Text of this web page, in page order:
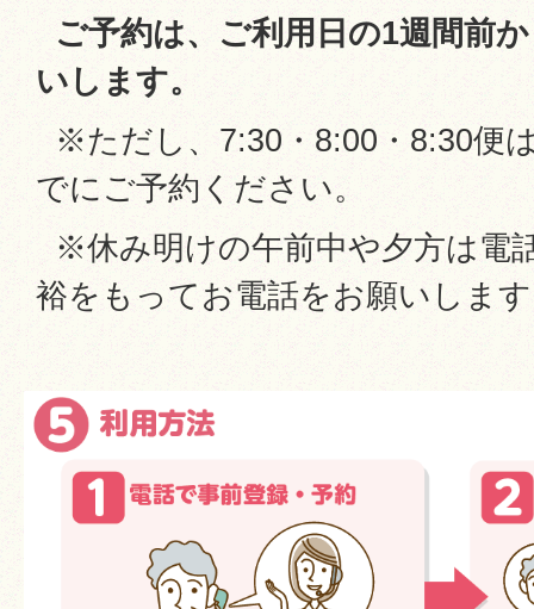
ご予約は、ご利用日の1週間前
いします。
※ただし、7:30・8:00・8:30便
でにご予約ください。
※休み明けの午前中や夕方は電
裕をもってお電話をお願いしま